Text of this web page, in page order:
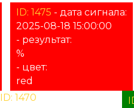
ID: 1475 - дата сигнала:
2025-08-18 15:00:00
- результат:
%
- цвет:
red
ID: 1470